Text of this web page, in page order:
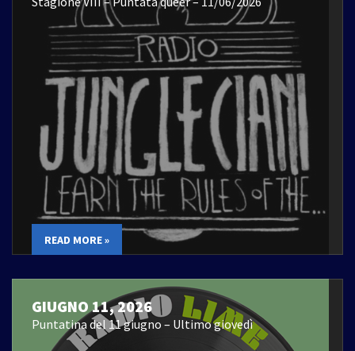
READ MORE »
GIUGNO 11, 2026
Puntatina del 11 giugno – Ultimo giovedì